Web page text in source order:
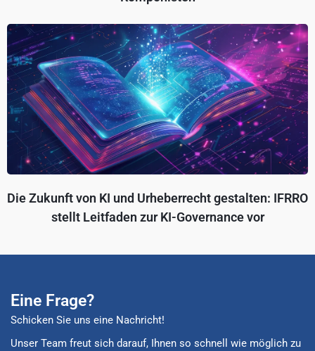
Die Zukunft von KI und Urheberrecht gestalten: IFRRO
stellt Leitfaden zur KI-Governance vor
Eine Frage?
Schicken Sie uns eine Nachricht!
Unser Team freut sich darauf, Ihnen so schnell wie möglich zu